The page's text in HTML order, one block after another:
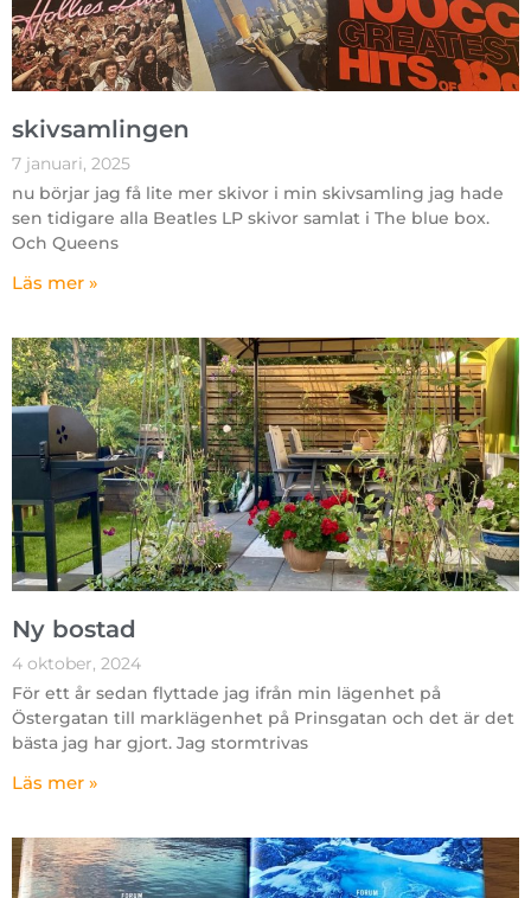
skivsamlingen
7 januari, 2025
nu börjar jag få lite mer skivor i min skivsamling jag hade
sen tidigare alla Beatles LP skivor samlat i The blue box.
Och Queens
Läs mer »
Ny bostad
4 oktober, 2024
För ett år sedan flyttade jag ifrån min lägenhet på
Östergatan till marklägenhet på Prinsgatan och det är det
bästa jag har gjort. Jag stormtrivas
Läs mer »